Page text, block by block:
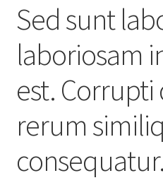
Sed sunt
laboriosam
est.
rerum